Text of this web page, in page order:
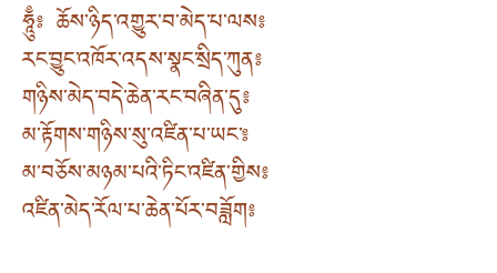
ཧཱུྃ༔ ཆོས་ཉིད་འགྱུར་བ་མེད་པ་ལས༔
རང་བྱུང་འཁོར་འདས་སྣང་སྲིད་ཀུན༔
གཉིས་མེད་བདེ་ཆེན་རང་བཞིན་དུ༔
མ་རྟོགས་གཉིས་སུ་འཛིན་པ་ཡང་༔
མ་བཅོས་མཉམ་པའི་ཏིང་འཛིན་གྱིས༔
འཛིན་མེད་རོལ་པ་ཆེན་པོར་བཟློག༔